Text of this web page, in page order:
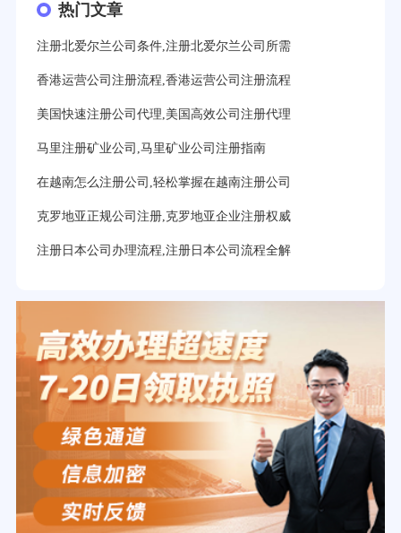
热门文章
注册北爱尔兰公司条件,注册北爱尔兰公司所需
香港运营公司注册流程,香港运营公司注册流程
美国快速注册公司代理,美国高效公司注册代理
马里注册矿业公司,马里矿业公司注册指南
在越南怎么注册公司,轻松掌握在越南注册公司
克罗地亚正规公司注册,克罗地亚企业注册权威
注册日本公司办理流程,注册日本公司流程全解